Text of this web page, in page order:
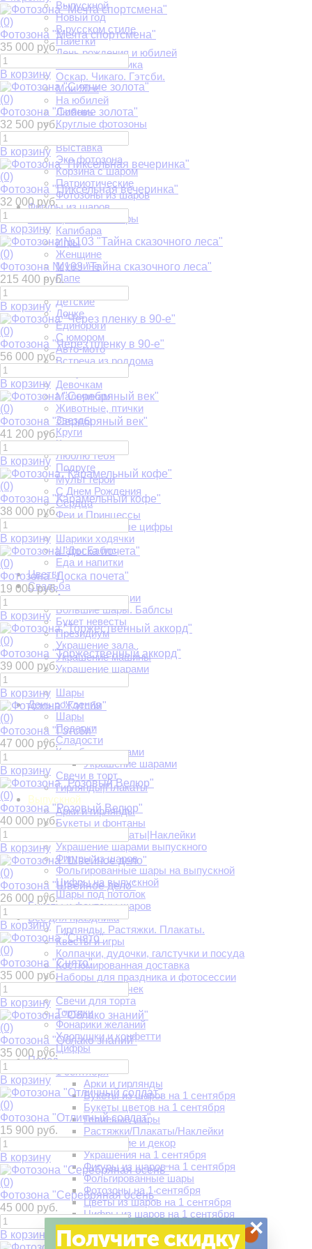
Выпускной
Новый год
В русском стиле
Пайетки
День рождения и юбилей
Военная тематика
Оскар. Чикаго. Гэтсби.
Мои 90-е
На юбилей
Любовь
Круглые фотозоны
Гендер Пати
Выставка
Эко фотозона
Корзина с шаром
Патриотические
Фотозоны из шаров
Фигуры из шаров
Фольгированные шары
Капибара
Игры
Женщине
Мужчине
Папе
Маме
Детские
Дочке
Единороги
С юмором
Авто-мото
Встреча из роддома
Девочкам
Мальчикам
Животные, птички
Звезды
Круги
Круги и луна
Люблю тебя
Подруге
Мульт герои
С Днем Рождения
Сердца
Феи и Принцессы
Фольгированные цифры
Шарики ходячки
Шары Баблс
Еда и напитки
Цветы
Свадьба
Арки регистрации
Большие шары. Баблсы
Букет невесты
Президиум
Украшение зала
Украшение машины
Украшение шарами
Шары
День рождения
Шары
Подарки
Сладости
Коробка с шарами
Украшение шарами
Свечи в торт
Гирлянды|Плакаты
Выпускной
Арки и гирлянды
Букеты и фонтаны
Растяжки|Плакаты|Наклейки
Украшение шарами выпускного
Фигуры из шаров
Фольгированные шары на выпускной
Цифры на выпускной
Шары под потолок
Букеты и фонтаны шаров
Всё для праздника
Гирлянды. Растяжки. Плакаты.
Квесты и игры
Колпачки, дудочки, галстучки и посуда
Костюмированная доставка
Наборы для праздника и фотосессии
Салют из бабочек
Свечи для торта
Тортики
Фонарики желаний
Хлопушки и конфетти
Цифры
Повод
1 сентября
Арки и гирлянды
Букеты из шаров на 1 сентября
Букеты цветов на 1 сентября
Гелиевые шары
Растяжки/Плакаты/Наклейки
Украшение и декор
Украшения на 1 сентября
Фигуры из шаров на 1 сентября
Фольгированные шары
Фотозоны на 1 сентября
Цветы из шаров на 1 сентября
Цифры из шаров на 1 сентября
14 февраля
Воздушные шары
(0)
Фотозона "Мечта спортсмена"
35 000 руб.
В корзину
(0)
Фотозона "Сияние золота"
32 500 руб.
В корзину
(0)
Фотозона "Пиксельная вечеринка"
32 000 руб.
В корзину
(0)
Фотозона №103 "Тайна сказочного леса"
215 400 руб.
В корзину
(0)
Фотозона "Через пленку в 90-е"
56 000 руб.
В корзину
(0)
Фотозона "Серебряный век"
41 200 руб.
В корзину
(0)
Фотозона "Карамельный кофе"
38 000 руб.
В корзину
(0)
Фотозона "Доска почета"
19 000 руб.
В корзину
(0)
Фотозона "Торжественный аккорд"
39 000 руб.
В корзину
(0)
Фотозона "Гэтсби"
47 000 руб.
В корзину
(0)
Фотозона "Розовый Велюр"
40 000 руб.
В корзину
(0)
Фотозона "Швейное дело"
26 000 руб.
В корзину
(0)
Фотозона "Снято"
35 000 руб.
В корзину
(0)
Фотозона "Облако знаний"
35 000 руб.
В корзину
(0)
Фотозона "Отличный солдат"
15 900 руб.
В корзину
(0)
Фотозона "Серебряная осень"
45 000 руб.
В корзину
Получите скидку ×